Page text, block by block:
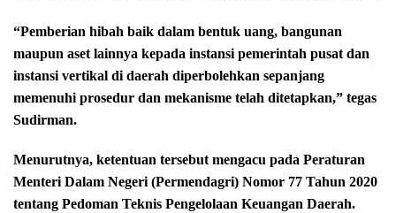
“Pemberian hibah baik dalam bentuk uang, bangunan
maupun aset lainnya kepada instansi pemerintah pusat dan
instansi vertikal di daerah diperbolehkan sepanjang
memenuhi prosedur dan mekanisme telah ditetapkan,” tegas
Sudirman.
Menurutnya, ketentuan tersebut mengacu pada Peraturan
Menteri Dalam Negeri (Permendagri) Nomor 77 Tahun 2020
tentang Pedoman Teknis Pengelolaan Keuangan Daerah.